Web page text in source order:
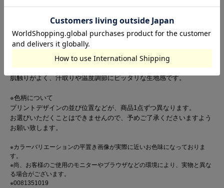
暑い時期は汗取りや温度調節など肌着が必須！
お風呂上りや室内にいるときなら、肌着だけでついつい過ごしが
そんな時、可愛いプリント柄ならおしゃれも楽しめます♪
柔らかいコットン100％。
肌触りがよく、汗取りや温度調節にピッタリな生地感です。
※色柄について
プリントデザインの並び位置などが、商品1点ずつ異なります。
お選びいただくことはできませんので、予めご了承くださいますよう
お願い致します。
※カラーバリエーションの平置き画像が実際に近いお色味になっておりま
す。
※尚、お客様のご使用のモニターやブラウザなどの環境により、実物と異な
る場合がございます。
※0081351019